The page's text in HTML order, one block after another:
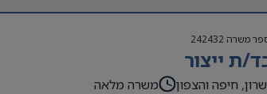
משרה 242432
ת ייצור
חיפה והצפון
משרה מלאה